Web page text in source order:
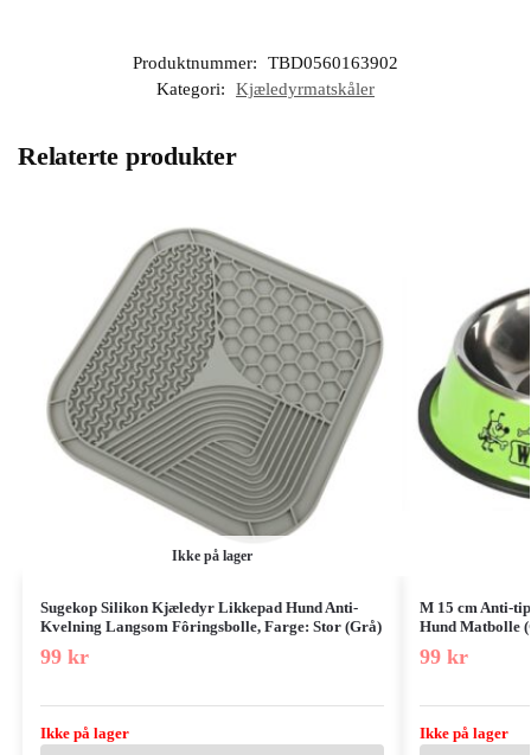
Produktnummer:
TBD0560163902
Kategori:
Kjæledyrmatskåler
Relaterte produkter
Ikke på lager
Sugekop Silikon Kjæledyr Likkepad Hund Anti-
Kvelning Langsom Fôringsbolle, Farge: Stor (Grå)
99 kr
Ikke på lager
M 15 cm Anti-
Hund Matbolle
99 kr
Ikke på lager